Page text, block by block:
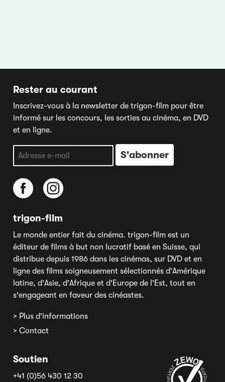
Rester au courant
Inscrivez-vous à la newsletter de trigon-film pour être
informé sur les concours, les sorties au cinéma, en DVD
et en ligne.
trigon-film
Le monde entier fait du cinéma. trigon-film est un
éditeur de films à but non lucratif basé en Suisse, qui
distribue depuis 1986 dans les cinémas, sur DVD et en
ligne des films soigneusement sélectionnés d'Amérique
latine, d'Asie, d'Afrique et d'Europe de l'Est, tout en
s'engageant en faveur des cinéastes.
> Plus d'informations
> Contact
Soutien
+41 (0)56 430 12 30